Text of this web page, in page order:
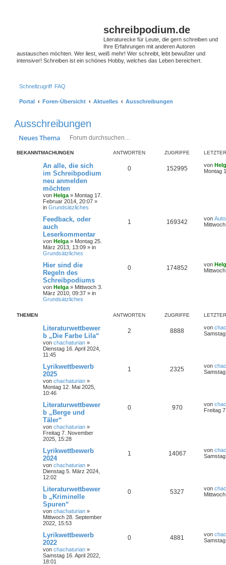
schreibpodium.de
Literaturecke für Leute, die gern schreiben und
Ihre Erfahrungen mit anderen Autoren
austauschen möchten. Wer liest, weiß mehr! Wer schreibt, lebt bewußter und
intensiver! Schreiben ist ein schönes Hobby, welches das Leben bereichert.
Schnellzugriff FAQ
Portal Foren-Übersicht Aktuelles Ausschreibungen
Ausschreibungen
Neues Thema
BEKANNTMACHUNGEN ANTWORTEN ZUGRIFFE
An alle, die sich
im Schreibpodium
neu anmelden
möchten
von Helga » Montag 17.
Februar 2014, 20:07 »
in Grundsätzliches
0 152995 von
Montag
Feedback, oder
auch
Leserkommentar
von Helga » Montag 25.
März 2013, 13:09 » in
Grundsätzliches
1 169342 von
Hier sind die
Regeln des
Schreibpodiums
von Helga » Mittwoch 3.
März 2010, 09:37 » in
Grundsätzliches
0 174852 von
THEMEN ANTWORTEN ZUGRIFFE
Literaturwettbewer
b „Die Farbe Lila“
von chachaturian »
Dienstag 16. April 2024,
11:45
2 8888 von
Lyrikwettbewerb
2025
von chachaturian »
Montag 12. Mai 2025,
10:46
1 2325 von
Literaturwettbewer
b „Berge und
Täler“
von chachaturian »
Freitag 7. November
2025, 15:28
0 970 von
Freitag
Lyrikwettbewerb
2024
von chachaturian »
Dienstag 5. März 2024,
12:02
1 14067 von
Literaturwettbewer
b „Kriminelle
Spuren“
von chachaturian »
Mittwoch 28. September
2022, 15:53
0 5327 von
Lyrikwettbewerb
2022
von chachaturian »
Samstag 16. April 2022,
18:01
0 4881 von